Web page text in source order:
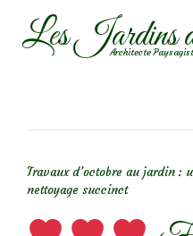
AllerLes Jardins
Architecte
Travaux d’octobre au jardin :
nettoyage succinct